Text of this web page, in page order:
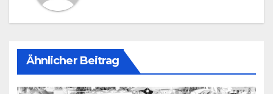
Ähnlicher Beitrag